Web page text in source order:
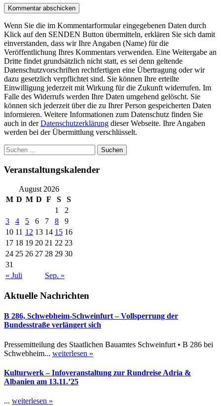
Wenn Sie die im Kommentarformular eingegebenen Daten durch
Klick auf den SENDEN Button übermitteln, erklären Sie sich damit
einverstanden, dass wir Ihre Angaben (Name) für die
Veröffentlichung Ihres Kommentars verwenden. Eine Weitergabe an
Dritte findet grundsätzlich nicht statt, es sei denn geltende
Datenschutzvorschriften rechtfertigen eine Übertragung oder wir
dazu gesetzlich verpflichtet sind. Sie können Ihre erteilte
Einwilligung jederzeit mit Wirkung für die Zukunft widerrufen. Im
Falle des Widerrufs werden Ihre Daten umgehend gelöscht. Sie
können sich jederzeit über die zu Ihrer Person gespeicherten Daten
informieren. Weitere Informationen zum Datenschutz finden Sie
auch in derDatenschutzerklärung dieser Webseite. Ihre Angaben
werden bei der Übermittlung verschlüsselt.
Suchen
nach:
Veranstaltungskalender
August 2026
M D M D F S
S
1
2
3
4 5 6 7 8
9
10 11 12 13 14 15 16
17 18 19 20 21 22 23
24 25 26 27 28 29 30
31
« Juli
Sep. »
Aktuelle Nachrichten
B 286, Schwebheim-Schweinfurt – Vollsperrung der
Bundesstraße verlängert sich
Pressemitteilung des Staatlichen Bauamtes Schweinfurt • B 286 bei
Schwebheim... weiterlesen »
Kulturwerk – Infoveranstaltung zur Rundreise Adria &
Albanien am 13.11.’25
... weiterlesen »